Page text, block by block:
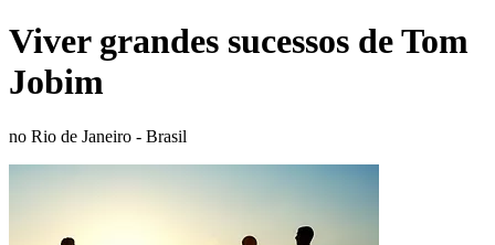
Viver grandes sucessos de Tom
Jobim
no Rio de Janeiro - Brasil